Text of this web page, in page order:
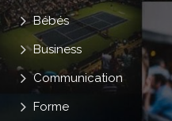
Bébés
Business
Communication
Forme